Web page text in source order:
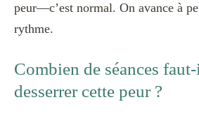
peur—c’est normal. On avance à
rythme.
Combien de séances
desserrer cette peur ?